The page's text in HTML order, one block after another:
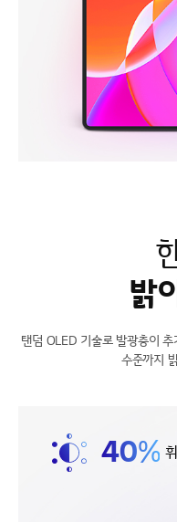
40%
밝
탠덤 OLED 기술로 발광층이 추
수준까지